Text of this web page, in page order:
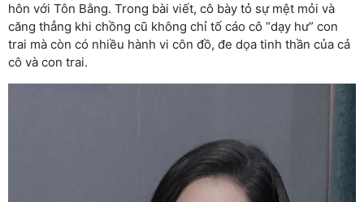
hôn với Tôn Bằng. Trong bài viết, cô bày tỏ sự mệt mỏi và
căng thẳng khi chồng cũ không chỉ tố cáo cô “dạy hư” con
trai mà còn có nhiều hành vi côn đồ, đe dọa tinh thần của cả
cô và con trai.